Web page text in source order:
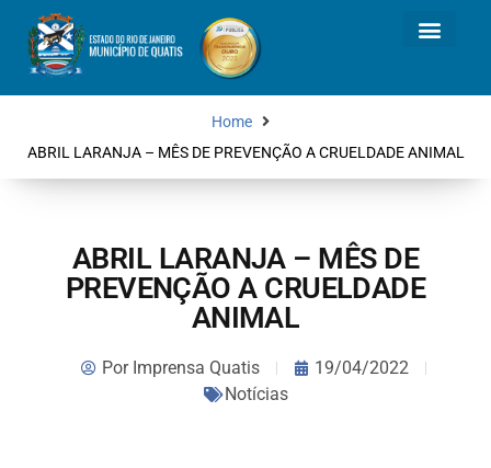
Home
ABRIL LARANJA – MÊS DE PREVENÇÃO A CRUELDADE ANIMAL
ABRIL LARANJA – MÊS DE
PREVENÇÃO A CRUELDADE
ANIMAL
PorImprensa Quatis
19/04/2022
Notícias